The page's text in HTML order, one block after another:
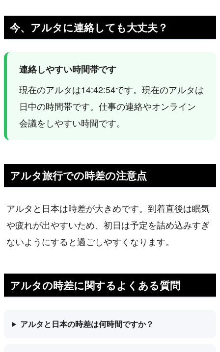
今、アルタに連絡しても大丈夫？
連絡しやすい時間帯です
現在のアルタは14:42:54です。現在のアルタは
日中の時間帯です。仕事の連絡やオンライン
会議をしやすい時間です。
アルタ旅行での時差の注意点
アルタと日本は時差が大きめです。到着直後は眠気
や疲れが出やすいため、初日は予定を詰め込みすぎ
ないようにすると過ごしやすくなります。
アルタの時差に関するよくある質問
アルタと日本の時差は何時間ですか？